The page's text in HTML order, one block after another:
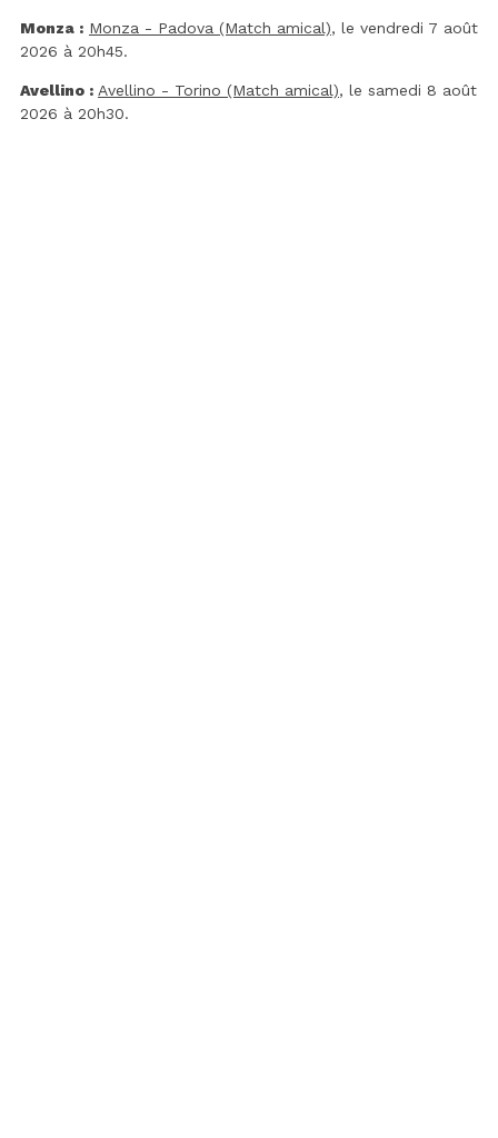
Monza : Monza - Padova (Match amical), le vendredi 7 août
2026 à 20h45.
Avellino : Avellino - Torino (Match amical), le samedi 8 août
2026 à 20h30.